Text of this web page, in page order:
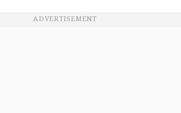
ADVERTISEMENT